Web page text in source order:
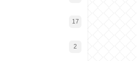
17
2